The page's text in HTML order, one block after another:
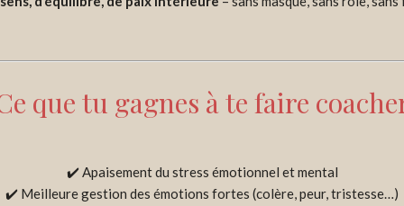
que tu gagnes à te faire
✔️ Apaisement du stress émotionnel et mental
✔️ Meilleure gestion des émotions fortes (colère, peur, tristesse…)